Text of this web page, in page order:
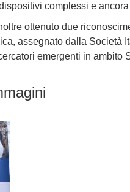
complessi e
ottenuto due
assegnato dalla Società
emergenti in ambito